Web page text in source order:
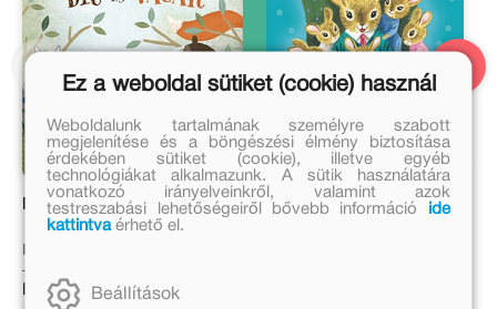
Dió és Vacak
Eredeti ár:
Kisnyuszi könyve
Ez a weboldal sütiket (cookie) használ
Weboldalunk tartalmának személyre szabott
megjelenítése és a böngészési élmény biztosítása
érdekében sütiket (cookie), illetve egyéb
technológiákat alkalmazunk. A sütik használatára
vonatkozó irányelveinkről, valamint azok
testreszabási lehetőségeiről bővebb információ
ide
kattintvaérhető el.
Beállítások